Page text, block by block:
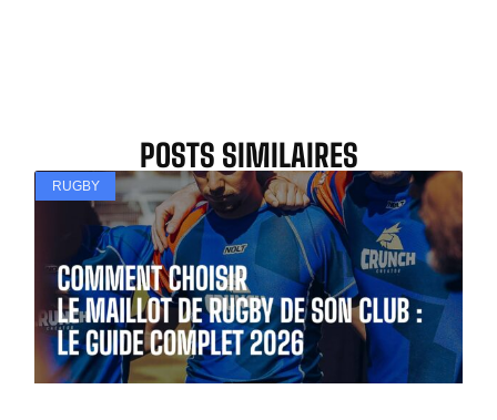
POSTS SIMILAIRES
RUGBY